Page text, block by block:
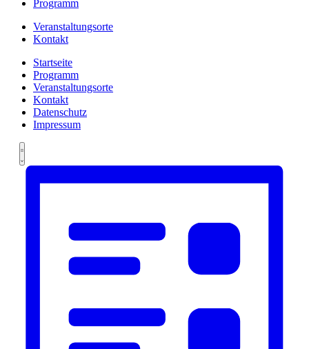
Programm
Veranstaltungsorte
Kontakt
Startseite
Programm
Veranstaltungsorte
Kontakt
Datenschutz
Impressum
Ansichten-
Navigation
Veranstaltung
Ansichten-
Summary